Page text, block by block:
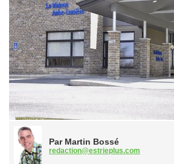
Par Martin Bossé
redaction@estrieplus.com